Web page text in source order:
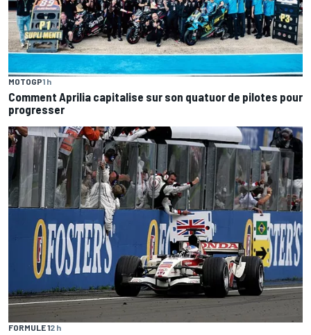
MOTOGP1 h
Comment Aprilia capitalise sur son quatuor de pilotes pour
progresser
FORMULE 12 h